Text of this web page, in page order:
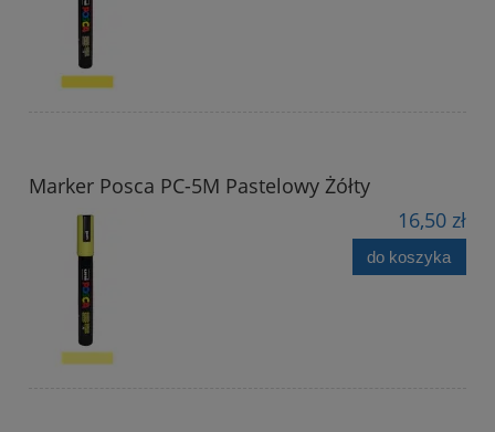
Marker Posca PC-5M Pastelowy Żółty
16,50 zł
do koszyka